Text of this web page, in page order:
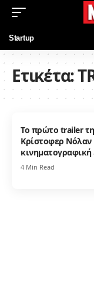
Startup
Ετικέτα:
Το πρώτο trailer
Κρίστοφερ Νόλαν
4 Min Read